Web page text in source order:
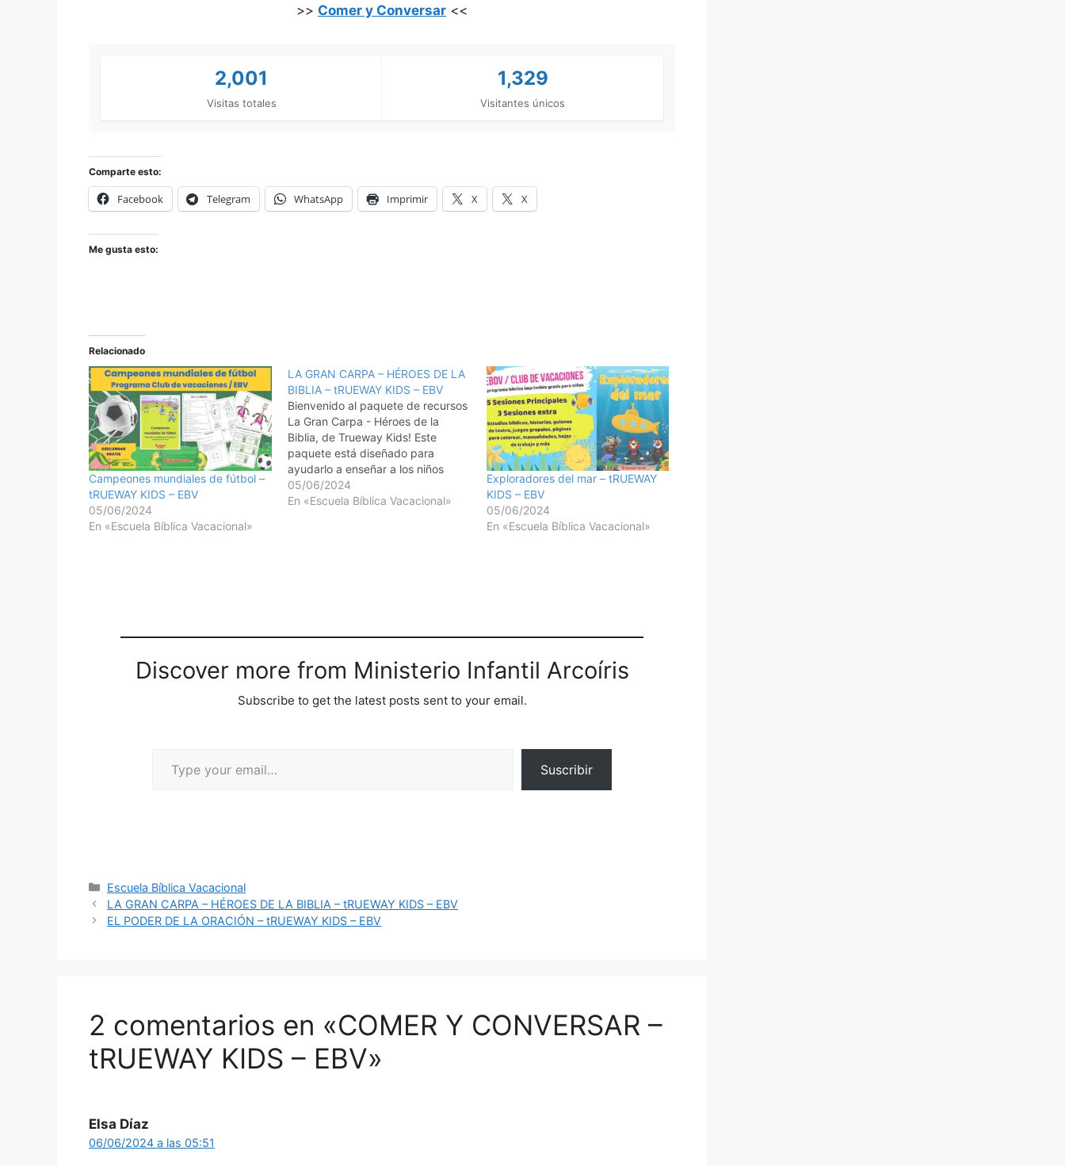
>> Comer y Conversar <<
2,001
Visitas totales
1,329
Visitantes únicos
Comparte esto:
Facebook Telegram WhatsApp Imprimir X X
Me gusta esto:
Relacionado
Campeones mundiales de fútbol –
tRUEWAY KIDS – EBV
05/06/2024
En «Escuela Bíblica Vacacional»
LA GRAN CARPA – HÉROES DE LA
BIBLIA – tRUEWAY KIDS – EBV
Bienvenido al paquete de recursos
La Gran Carpa - Héroes de la
Biblia, de Trueway Kids! Este
paquete está diseñado para
ayudarlo a enseñar a los niños
sobre algunos de los héroes
bíblicos más emocionantes e
05/06/2024
En «Escuela Bíblica Vacacional»
Exploradores del mar – tRUEWAY
KIDS – EBV
05/06/2024
En «Escuela Bíblica Vacacional»
Discover more from Ministerio Infantil Arcoíris
Subscribe to get the latest posts sent to your email.
Suscribir
Escuela Bíblica Vacacional
LA GRAN CARPA – HÉROES DE LA BIBLIA – tRUEWAY KIDS – EBV
EL PODER DE LA ORACIÓN – tRUEWAY KIDS – EBV
2 comentarios en «COMER Y CONVERSAR –
tRUEWAY KIDS – EBV»
Elsa Díaz
06/06/2024 a las 05:51